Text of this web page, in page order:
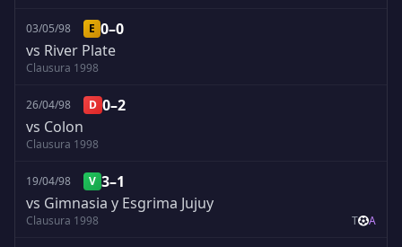
03/05/98 E 0–0
vs River Plate
Clausura 1998
26/04/98 D 0–2
vs Colon
Clausura 1998
19/04/98 V 3–1
vs Gimnasia y Esgrima Jujuy
Clausura 1998 T A